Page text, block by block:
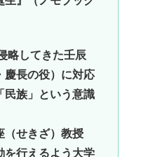
略してきた壬辰
慶長の役）に対応
民族」という意識
（せきざ）教授
を行えるよう大学